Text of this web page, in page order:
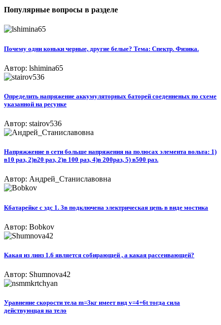
Популярные вопросы в разделе
Почему одни коньки черные, другие белые? Тема: Спектр. Физика.
Автор: lshimina65
Определить напряжение аккумуляторных баторей соеденненых по схеме
указанной на ресунке
Автор: stairov536
Напряжжение в сети больше напряжения на полюсах элемента вольта: 1)
в10 раз, 2)в20 раз, 2)в 100 раз, 4)в 200раз, 5) в500 раз.
Автор: Андрей_Станиславовна
Кбатарейке с эдс 1. 3в подключена электрическая цепь в виде мостика
Автор: Bobkov
Какая из линз 1.6 является собирающей , а какая рассеивающей?
Автор: Shumnova42
Уравнение скорости тела m=3кг имеет вид v=4+6t тогда сила
действующая на тело